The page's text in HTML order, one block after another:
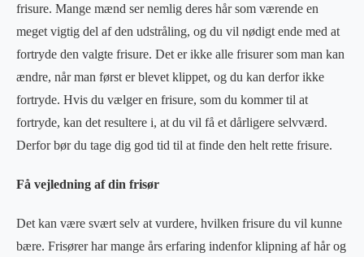
frisure. Mange mænd ser nemlig deres hår som værende en
meget vigtig del af den udstråling, og du vil nødigt ende med at
fortryde den valgte frisure. Det er ikke alle frisurer som man kan
ændre, når man først er blevet klippet, og du kan derfor ikke
fortryde. Hvis du vælger en frisure, som du kommer til at
fortryde, kan det resultere i, at du vil få et dårligere selvværd.
Derfor bør du tage dig god tid til at finde den helt rette frisure.
Få vejledning af din frisør
Det kan være svært selv at vurdere, hvilken frisure du vil kunne
bære. Frisører har mange års erfaring indenfor klipning af hår og